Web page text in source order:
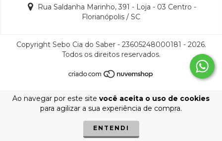
Ao navegar por este site você aceita o uso de cookies
para agilizar a sua experiência de compra.
ENTENDI
Rua Saldanha Marinho, 391 - Loja - 03 Centro -
Florianópolis / SC
Copyright Sebo Cia do Saber - 23605248000181 - 2026.
Todos os direitos reservados.